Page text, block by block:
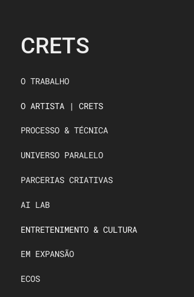
CRETS
O TRABALHO
O ARTISTA | CRETS
PROCESSO & TÉCNICA
UNIVERSO PARALELO
PARCERIAS CRIATIVAS
AI LAB
ENTRETENIMENTO & CULTURA
EM EXPANSÃO
ECOS